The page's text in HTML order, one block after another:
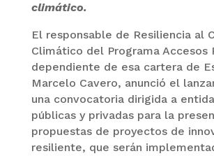
climático.
El responsable de Resiliencia al
Climático del Programa Accesos
dependiente de esa cartera de
Marcelo Cavero, anunció el
una convocatoria dirigida a
públicas y privadas para la
propuestas de proyectos de
resiliente, que serán